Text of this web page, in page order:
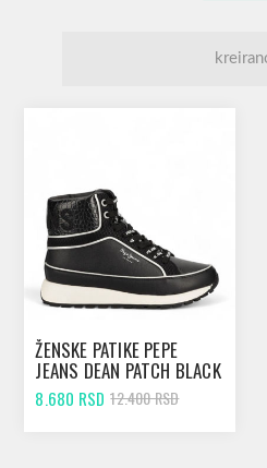
ŽENSKE PATIKE PEPE
JEANS DEAN PATCH BLACK
8.680 RSD 12.400 RSD